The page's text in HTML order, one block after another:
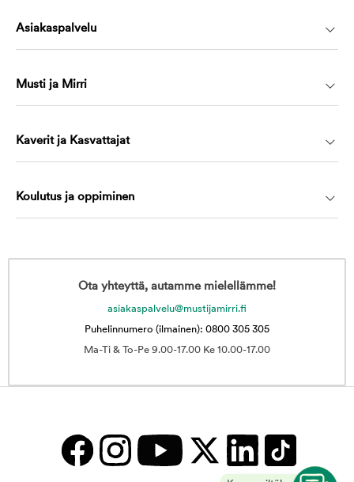
Asiakaspalvelu
Musti ja Mirri
Kaverit ja Kasvattajat
Koulutus ja oppiminen
Ota yhteyttä, autamme mielellämme!
asiakaspalvelu@mustijamirri.fi
Puhelinnumero (ilmainen): 0800 305 305
Ma-Ti & To-Pe 9.00-17.00 Ke 10.00-17.00